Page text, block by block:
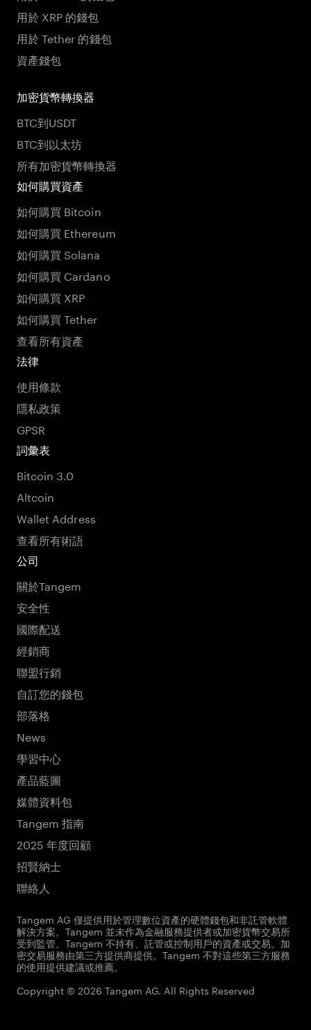
用於 XRP 的錢包
用於 Tether 的錢包
資產錢包
加密貨幣轉換器
BTC到USDT
BTC到以太坊
所有加密貨幣轉換器
如何購買資產
如何購買 Bitcoin
如何購買 Ethereum
如何購買 Solana
如何購買 Cardano
如何購買 XRP
如何購買 Tether
查看所有資產
法律
使用條款
隱私政策
GPSR
詞彙表
Bitcoin 3.0
Altcoin
Wallet Address
查看所有術語
公司
關於Tangem
安全性
國際配送
經銷商
聯盟行銷
自訂您的錢包
部落格
News
學習中心
產品藍圖
媒體資料包
Tangem 指南
2025 年度回顧
招賢納士
聯絡人
Tangem AG 僅提供用於管理數位資產的硬體錢包和非託管軟體
解決方案。Tangem 並未作為金融服務提供者或加密貨幣交易所
受到監管。Tangem 不持有、託管或控制用戶的資產或交易。加
密交易服務由第三方提供商提供。Tangem 不對這些第三方服務
的使用提供建議或推薦。